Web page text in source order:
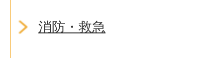
消防・救急